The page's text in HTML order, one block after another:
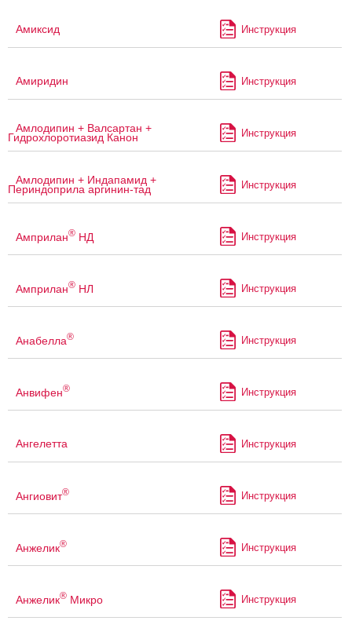
Амиксид Инструкция
Амиридин Инструкция
Амлодипин + Валсартан +
Гидрохлоротиазид Канон Инструкция
Амлодипин + Индапамид +
Периндоприла аргинин-тад Инструкция
Амприлан® НД Инструкция
Амприлан® НЛ Инструкция
Анабелла® Инструкция
Анвифен® Инструкция
Ангелетта Инструкция
Ангиовит® Инструкция
Анжелик® Инструкция
Анжелик® Микро Инструкция